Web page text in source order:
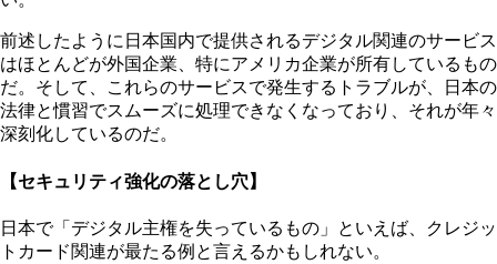
前述したように日本国内で提供されるデジタル関連のサービス
はほとんどが外国企業、特にアメリカ企業が所有しているもの
だ。そして、これらのサービスで発生するトラブルが、日本の
法律と慣習でスムーズに処理できなくなっており、それが年々
深刻化しているのだ。
【セキュリティ強化の落とし穴】
日本で「デジタル主権を失っているもの」といえば、クレジッ
トカード関連が最たる例と言えるかもしれない。